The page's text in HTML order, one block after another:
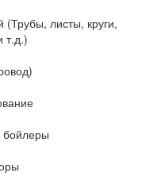
листы, круги,
т.д.)
бойлеры